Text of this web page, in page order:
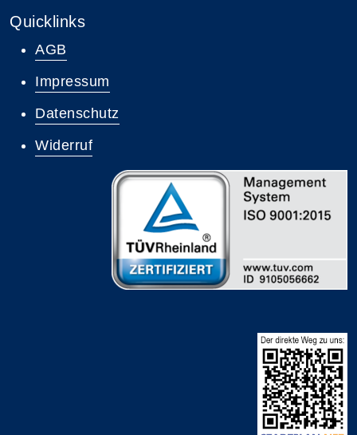
Quicklinks
AGB
Impressum
Datenschutz
Widerruf